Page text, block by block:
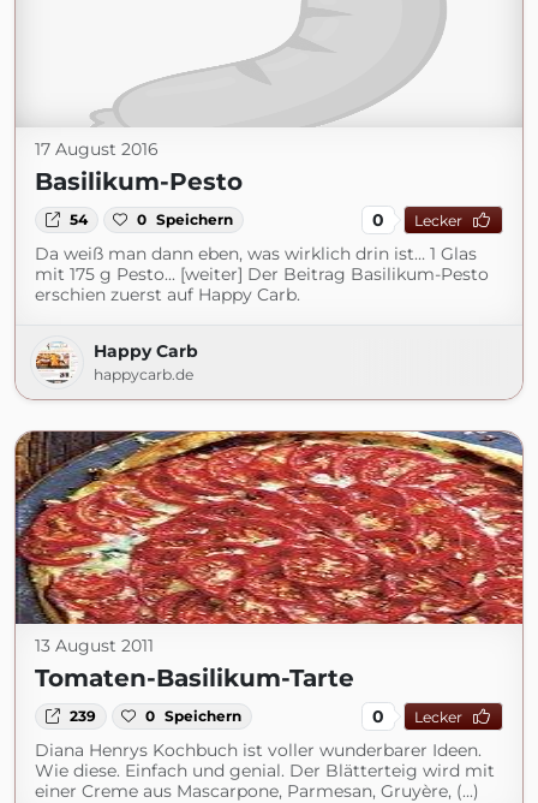
17 August 2016
Basilikum-Pesto
54 0 Speichern 0 Lecker
Da weiß man dann eben, was wirklich drin ist… 1 Glas
mit 175 g Pesto... [weiter] Der Beitrag Basilikum-Pesto
erschien zuerst auf Happy Carb.
Happy Carb
happycarb.de
13 August 2011
Tomaten-Basilikum-Tarte
239 0 Speichern 0 Lecker
Diana Henrys Kochbuch ist voller wunderbarer Ideen.
Wie diese. Einfach und genial. Der Blätterteig wird mit
einer Creme aus Mascarpone, Parmesan, Gruyère, (...)